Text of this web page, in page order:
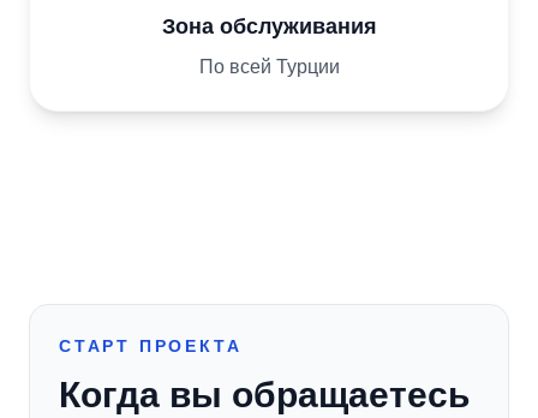
Зона обслуживания
По всей Турции
СТАРТ ПРОЕКТА
Когда вы обращаетесь